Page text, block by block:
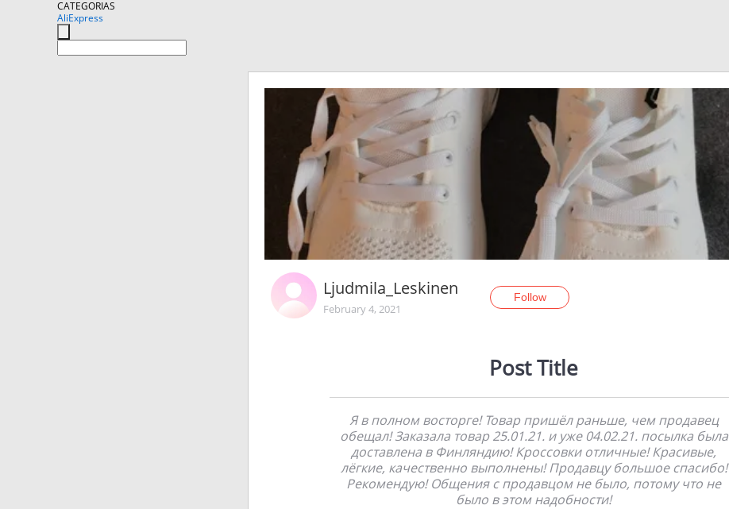
CATEGORIAS
AliExpress
Ljudmila_Leskinen
February 4, 2021
Follow
Post Title
Я в полном восторге! Товар пришёл раньше, чем продавец
обещал! Заказала товар 25.01.21. и уже 04.02.21. посылка была
доставлена в Финляндию! Кроссовки отличные! Красивые,
лёгкие, качественно выполнены! Продавцу большое спасибо!
Рекомендую! Общения с продавцом не было, потому что не
было в этом надобности!